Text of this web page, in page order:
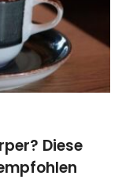
Diese